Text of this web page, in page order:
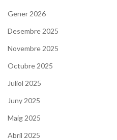
Gener 2026
Desembre 2025
Novembre 2025
Octubre 2025
Juliol 2025
Juny 2025
Maig 2025
Abril 2025